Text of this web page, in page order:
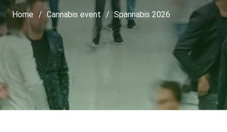
Home / Cannabis event / Spannabis 2026